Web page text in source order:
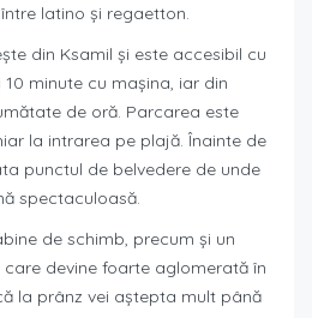
latino și regaetton.
din Ksamil și este accesibil cu
minute cu mașina, iar din
de oră. Parcarea este
la intrarea pe plajă. Înainte de
punctul de belvedere de unde
spectaculoasă.
de schimb, precum și un
care devine foarte aglomerată în
la prânz vei aștepta mult până